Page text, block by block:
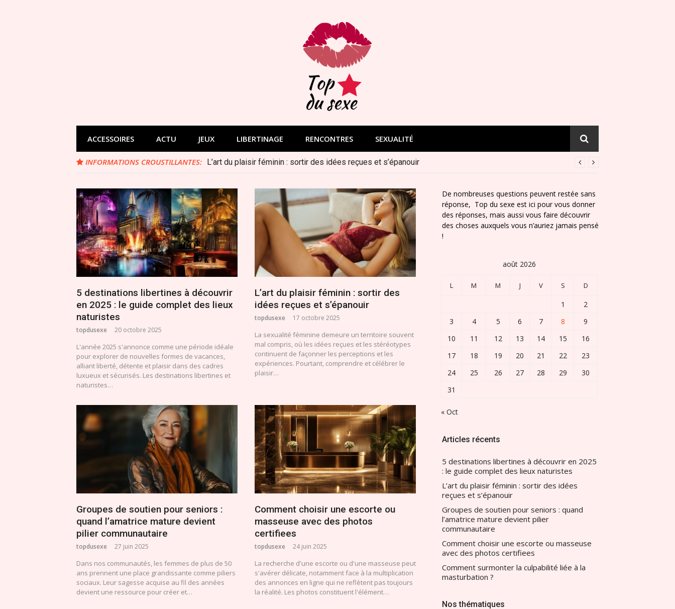
Découvrez les plaisirs du sexe
ACCESSOIRES ACTU JEUX LIBERTINAGE RENCONTRES SEXUALITÉ
INFORMATIONS CROUSTILLANTES: L’art du plaisir féminin : sortir des idées reçues et s’épanouir
5 destinations libertines à découvrir
en 2025 : le guide complet des lieux
naturistes
topdusexe 20 octobre 2025
L'année 2025 s'annonce comme une période idéale
pour explorer de nouvelles formes de vacances,
alliant liberté, détente et plaisir dans des cadres
luxueux et sécurisés. Les destinations libertines et
naturistes…
L’art du plaisir féminin : sortir des
idées reçues et s’épanouir
topdusexe 17 octobre 2025
La sexualité féminine demeure un territoire souvent
mal compris, où les idées reçues et les stéréotypes
continuent de façonner les perceptions et les
expériences. Pourtant, comprendre et célébrer le
plaisir…
Groupes de soutien pour seniors :
quand l’amatrice mature devient
pilier communautaire
topdusexe 27 juin 2025
Dans nos communautés, les femmes de plus de 50
ans prennent une place grandissante comme piliers
sociaux. Leur sagesse acquise au fil des années
devient une ressource pour créer et…
Comment choisir une escorte ou
masseuse avec des photos
certifiees
topdusexe 24 juin 2025
La recherche d'une escorte ou d'une masseuse peut
s'avérer délicate, notamment face à la multiplication
des annonces en ligne qui ne reflètent pas toujours
la réalité. Les photos constituent l'élément…
De nombreuses questions peuvent restée sans
réponse, Top du sexe est ici pour vous donner
des réponses, mais aussi vous faire découvrir
des choses auxquels vous n’auriez jamais pensé
!
août 2026
L M M J V S D
1
2
3
4 5 6 7 8
9
10
11 12 13 14 15
16
17
18 19 20 21 22
23
24
25 26 27 28 29
30
31
« Oct
Articles récents
5 destinations libertines à découvrir en 2025
: le guide complet des lieux naturistes
L’art du plaisir féminin : sortir des idées
reçues et s’épanouir
Groupes de soutien pour seniors : quand
l’amatrice mature devient pilier
communautaire
Comment choisir une escorte ou masseuse
avec des photos certifiees
Comment surmonter la culpabilité liée à la
masturbation ?
Nos thématiques